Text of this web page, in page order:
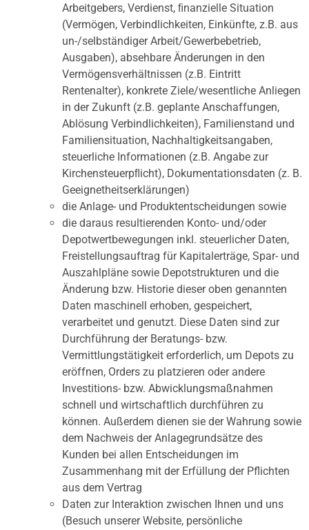
Arbeitgebers, Verdienst, ﬁnanzielle Situation
(Vermögen, Verbindlichkeiten, Einkünfte, z.B. aus
un-/selbständiger Arbeit/Gewerbebetrieb,
Ausgaben), absehbare Änderungen in den
Vermögensverhältnissen (z.B. Eintritt
Rentenalter), konkrete Ziele/wesentliche Anliegen
in der Zukunft (z.B. geplante Anschaffungen,
Ablösung Verbindlichkeiten), Familienstand und
Familiensituation, Nachhaltigkeitsangaben,
steuerliche Informationen (z.B. Angabe zur
Kirchensteuerpﬂicht), Dokumentationsdaten (z. B.
Geeignetheitserklärungen)
die Anlage- und Produktentscheidungen sowie
die daraus resultierenden Konto- und/oder
Depotwertbewegungen inkl. steuerlicher Daten,
Freistellungsauftrag für Kapitalerträge, Spar- und
Auszahlpläne sowie Depotstrukturen und die
Änderung bzw. Historie dieser oben genannten
Daten maschinell erhoben, gespeichert,
verarbeitet und genutzt. Diese Daten sind zur
Durchführung der Beratungs- bzw.
Vermittlungstätigkeit erforderlich, um Depots zu
eröffnen, Orders zu platzieren oder andere
Investitions- bzw. Abwicklungsmaßnahmen
schnell und wirtschaftlich durchführen zu
können. Außerdem dienen sie der Wahrung sowie
dem Nachweis der Anlagegrundsätze des
Kunden bei allen Entscheidungen im
Zusammenhang mit der Erfüllung der Pflichten
aus dem Vertrag
Daten zur Interaktion zwischen Ihnen und uns
(Besuch unserer Website, persönliche